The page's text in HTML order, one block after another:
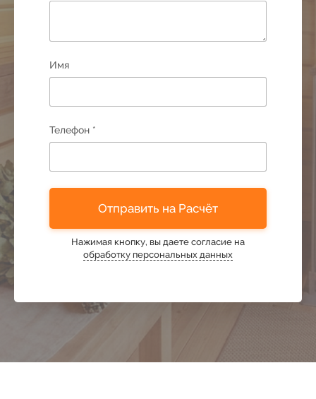
44
45
46
47
48
49
50
51
36
37
38
39
40
41
42
44
Имя
Телефон *
Отправить на Расчёт
Нажимая кнопку, вы даете согласие на
обработку персональных данных